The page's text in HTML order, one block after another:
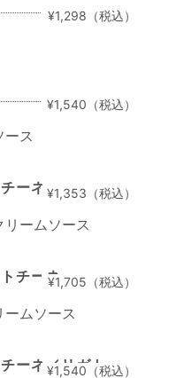
¥1,298（税込）
¥1,540（税込）
ース
ーネ ¥1,353（税込）
ームソース
チーネ¥1,705（税込）
ムソース
ーネ／リガトー
¥1,540（税込）